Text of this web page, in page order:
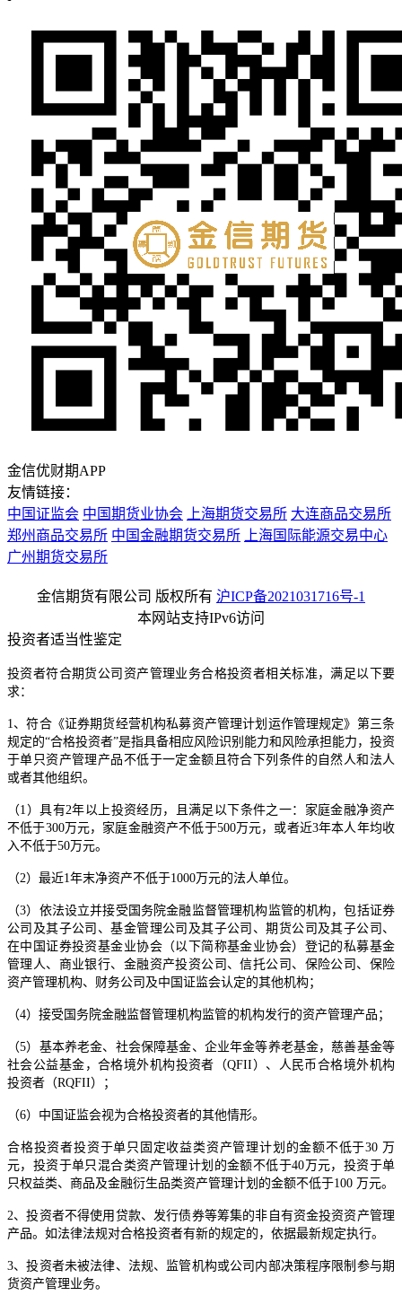
金信优财期APP
友情链接：
中国证监会 中国期货业协会 上海期货交易所 大连商品交易所
郑州商品交易所 中国金融期货交易所
上海国际能源交易中心
广州期货交易所
金信期货有限公司 版权所有 沪ICP备2021031716号-1
本网站支持IPv6访问
投资者适当性鉴定
投资者符合期货公司资产管理业务合格投资者相关标准，满足以下要
求：
1、符合《证券期货经营机构私募资产管理计划运作管理规定》第三条
规定的“合格投资者”是指具备相应风险识别能力和风险承担能力，投资
于单只资产管理产品不低于一定金额且符合下列条件的自然人和法人
或者其他组织。
（1）具有2年以上投资经历，且满足以下条件之一：家庭金融净资产
不低于300万元，家庭金融资产不低于500万元，或者近3年本人年均收
入不低于50万元。
（2）最近1年末净资产不低于1000万元的法人单位。
（3）依法设立并接受国务院金融监督管理机构监管的机构，包括证券
公司及其子公司、基金管理公司及其子公司、期货公司及其子公司、
在中国证券投资基金业协会（以下简称基金业协会）登记的私募基金
管理人、商业银行、金融资产投资公司、信托公司、保险公司、保险
资产管理机构、财务公司及中国证监会认定的其他机构；
（4）接受国务院金融监督管理机构监管的机构发行的资产管理产品；
（5）基本养老金、社会保障基金、企业年金等养老基金，慈善基金等
社会公益基金，合格境外机构投资者（QFII）、人民币合格境外机构
投资者（RQFII）；
（6）中国证监会视为合格投资者的其他情形。
合格投资者投资于单只固定收益类资产管理计划的金额不低于30 万
元，投资于单只混合类资产管理计划的金额不低于40万元，投资于单
只权益类、商品及金融衍生品类资产管理计划的金额不低于100 万元。
2、投资者不得使用贷款、发行债券等筹集的非自有资金投资资产管理
产品。如法律法规对合格投资者有新的规定的，依据最新规定执行。
3、投资者未被法律、法规、监管机构或公司内部决策程序限制参与期
货资产管理业务。